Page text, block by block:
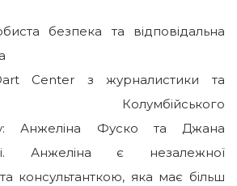
безпека та відповідальна
Center з журналистики та
Колумбійського
Анжеліна Фуско та Джана
Анжеліна є незалежної
консультанткою, яка має більш